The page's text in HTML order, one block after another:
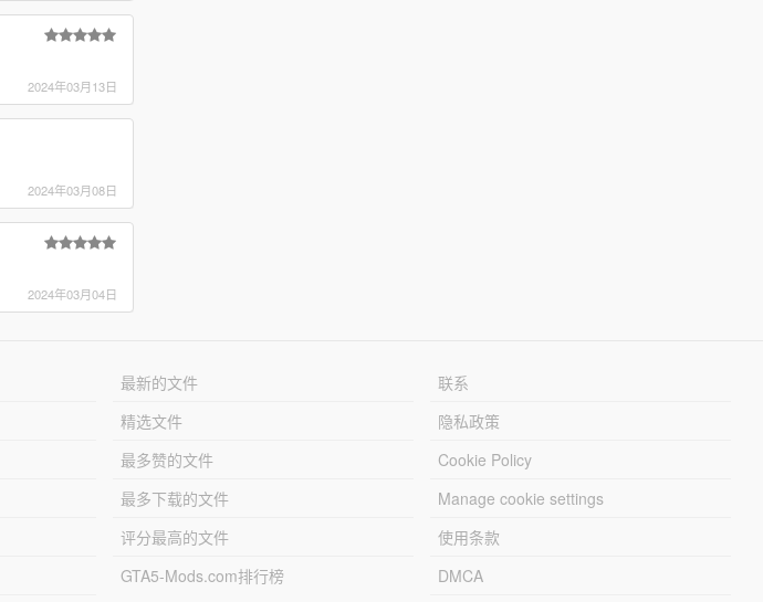
2024年03月13日
2024年03月08日
2024年03月04日
最新的文件
精选文件
最多赞的文件
最多下载的文件
评分最高的文件
GTA5-Mods.com排行榜
联系
隐私政策
Cookie Policy
Manage cookie settings
使用条款
DMCA